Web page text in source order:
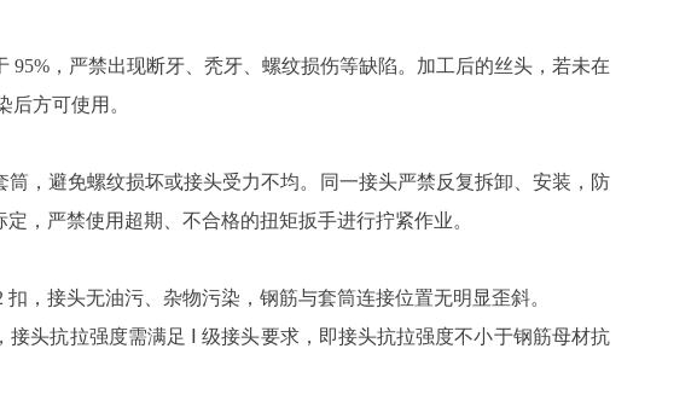
，严禁出现断牙、秃牙、螺纹损伤等缺陷。加工后的丝头，若未在
方可使用。
，避免螺纹损坏或接头受力不均。同一接头严禁反复拆卸、安装，防
，严禁使用超期、不合格的扭矩扳手进行拧紧作业。
，接头无油污、杂物污染，钢筋与套筒连接位置无明显歪斜。
头抗拉强度需满足 Ⅰ 级接头要求，即接头抗拉强度不小于钢筋母材抗